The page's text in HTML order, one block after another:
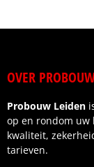
OVER
Probouw Leiden
op en rondom uw
kwaliteit,
tarieven.